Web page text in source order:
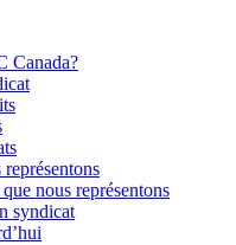
Canada?
nous représentons
syndicat